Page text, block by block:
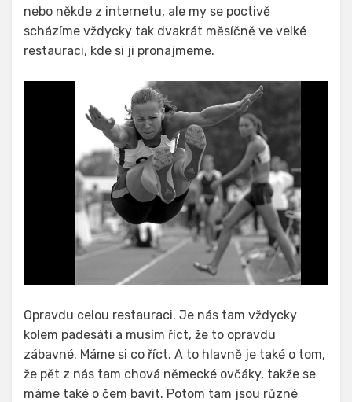
nebo někde z internetu, ale my se poctivě
scházíme vždycky tak dvakrát měsíčně ve velké
restauraci, kde si ji pronajmeme.
Opravdu celou restauraci. Je nás tam vždycky
kolem padesáti a musím říct, že to opravdu
zábavné. Máme si co říct. A to hlavně je také o tom,
že pět z nás tam chová německé ovčáky, takže se
máme také o čem bavit. Potom tam jsou různé